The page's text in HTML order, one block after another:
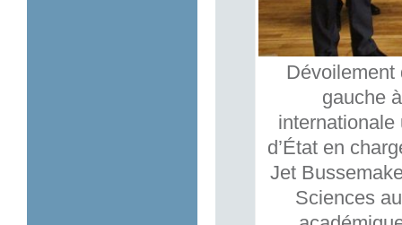
Dévoilement
gauche
d’État en
Jet
Sciences